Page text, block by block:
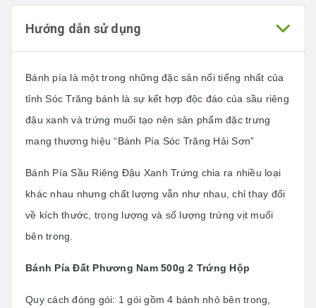
Hướng dẫn sử dụng
Bánh pía là một trong những đặc sản nổi tiếng nhất của
tỉnh Sóc Trăng bánh là sự kết hợp độc đáo của sầu riêng
đậu xanh và trứng muối tạo nên sản phẩm đặc trưng
mang thương hiệu “Bánh Pía Sóc Trăng Hải Sơn”
Bánh Pía Sầu Riêng Đậu Xanh Trứng chia ra nhiều loại
khác nhau nhưng chất lượng vẫn như nhau, chỉ thay đổi
về kích thước, trọng lượng và số lượng trứng vịt muối
bên trong.
Bánh Pía Đất Phương Nam 500g 2 Trứng Hộp
Quy cách đóng gói: 1 gói gồm 4 bánh nhỏ bên trong,